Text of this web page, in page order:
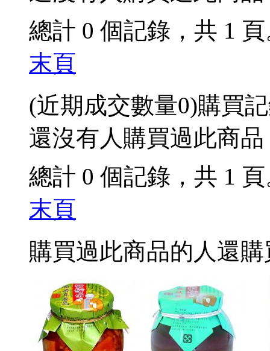
總計 0 個記錄，共 1
末頁
(近期成交數量0)購買
還沒有人購買過此商品
總計 0 個記錄，共 1
末頁
購買過此商品的人還購